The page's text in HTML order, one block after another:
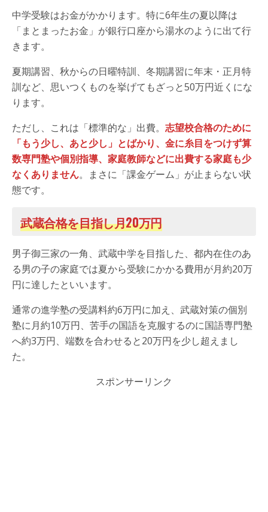
中学受験はお金がかかります。特に6年生の夏以降は
「まとまったお金」が銀行口座から湯水のように出て行
きます。
夏期講習、秋からの日曜特訓、冬期講習に年末・正月特
訓など、思いつくものを挙げてもざっと50万円近くにな
ります。
ただし、これは「標準的な」出費。 志望校合格のために
「もう少し、あと少し」とばかり、金に糸目をつけず算
数専門塾や個別指導、家庭教師などに出費する家庭も少
なくありません。まさに「課金ゲーム」が止まらない状
態です。
武蔵合格を目指し月20万円
男子御三家の一角、武蔵中学を目指した、都内在住のあ
る男の子の家庭では夏から受験にかかる費用が月約20万
円に達したといいます。
通常の進学塾の受講料約6万円に加え、武蔵対策の個別
塾に月約10万円、苦手の国語を克服するのに国語専門塾
へ約3万円、端数を合わせると20万円を少し超えまし
た。
スポンサーリンク